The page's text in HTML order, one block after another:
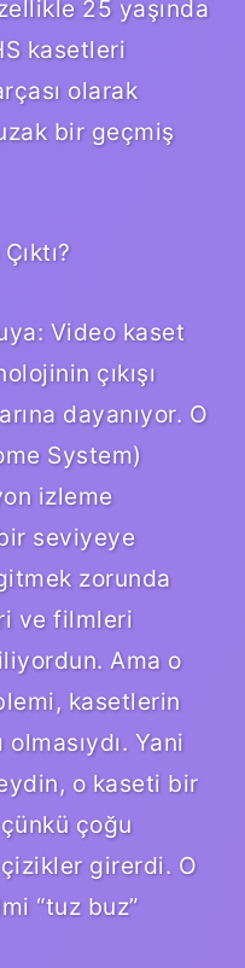
25 yaşında
kasetleri
olarak
bir geçmiş
Video kaset
çıkışı
dayanıyor. O
System)
izleme
seviyeye
zorunda
ve filmleri
Ama o
kasetlerin
olmasıydı. Yani
o kaseti bir
çoğu
girerdi. O
“tuz buz”